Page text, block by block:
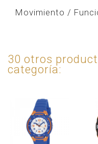
Movimiento /
30 otros
categoría: